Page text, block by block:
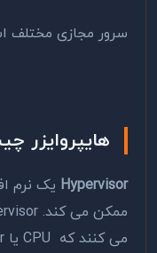
سرور مجازی مختلف
هایپروایزر
Hypervisor یک نرم
می کنند که CPU یا Processor ها